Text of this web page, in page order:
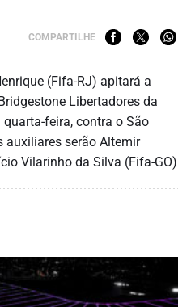
COMPARTILHE
(Fifa-RJ) apitará a
Libertadores da
feira, contra o São
auxiliares serão Altemir
Vilarinho da Silva (Fifa-GO)